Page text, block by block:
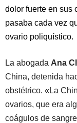
dolor fuerte en sus
pasaba cada vez
ovario poliquístico.
La abogada Ana
China, detenida
obstétrico. «La
ovarios, que era
coágulos de